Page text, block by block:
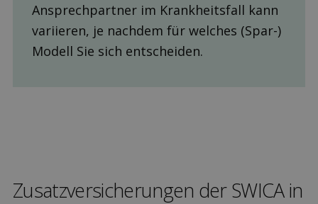
Ansprechpartner im Krankheitsfall kann
variieren, je nachdem für welches (Spar-)
Modell Sie sich entscheiden.
Zusatz­versicherungen der SWICA in